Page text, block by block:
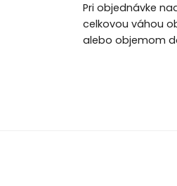
Pri objednávke
celkovou váhou
alebo objemom